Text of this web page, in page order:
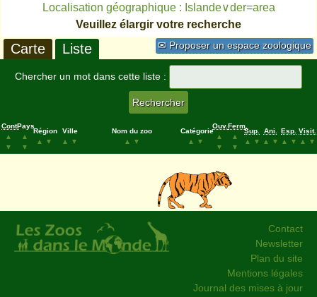
Localisation géographique : Islande∨der=area
Veuillez élargir votre recherche
✉ Proposer un espace zoologique
Carte Liste
Chercher un mot dans cette liste :
Cont.
▲
▼
Pays
▲
▼
Région
▲
▼
Ville
▲
▼
Nom du zoo
▲
▼
Catégorie
▲
▼
Ouv.
▲
▼
Ferm.
▲
▼
Sup.
▲
▼
Ani.
▲
▼
Esp.
▲
▼
Visit.
▲
▼
Contact
Newsletter
Plan du site
Mentions légales
Journal des mises à jour